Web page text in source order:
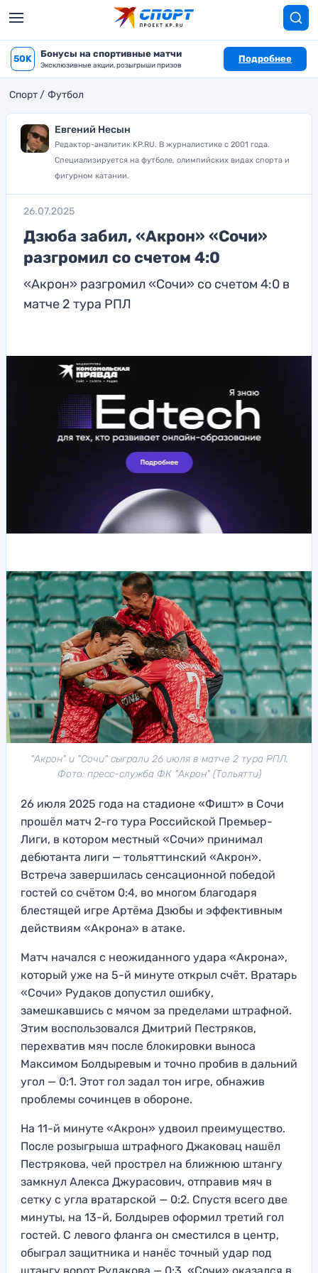
50K Бонусы на спортивные матчи
Эксклюзивные акции, розыгрыши призов
Подробнее
Спорт Футбол
Евгений Несын
Редактор-аналитик KP.RU. В журналистике с 2001 года.
Специализируется на футболе, олимпийских видах спорта и
фигурном катании.
26.07.2025
Дзюба забил, «Акрон» «Сочи»
разгромил со счетом 4:0
«Акрон» разгромил «Сочи» со счетом 4:0 в
матче 2 тура РПЛ
"Акрон" и "Сочи" сыграли 26 июля в матче 2 тура РПЛ.
Фото: пресс-служба ФК "Акрон" (Тольятти)
26 июля 2025 года на стадионе «Фишт» в Сочи
прошёл матч 2-го тура Российской Премьер-
Лиги, в котором местный «Сочи» принимал
дебютанта лиги — тольяттинский «Акрон».
Встреча завершилась сенсационной победой
гостей со счётом 0:4, во многом благодаря
блестящей игре Артёма Дзюбы и эффективным
действиям «Акрона» в атаке.
Матч начался с неожиданного удара «Акрона»,
который уже на 5-й минуте открыл счёт. Вратарь
«Сочи» Рудаков допустил ошибку,
замешкавшись с мячом за пределами штрафной.
Этим воспользовался Дмитрий Пестряков,
перехватив мяч после блокировки выноса
Максимом Болдыревым и точно пробив в дальний
угол — 0:1. Этот гол задал тон игре, обнажив
проблемы сочинцев в обороне.
На 11-й минуте «Акрон» удвоил преимущество.
После розыгрыша штрафного Джаковац нашёл
Пестрякова, чей прострел на ближнюю штангу
замкнул Алекса Джурасович, отправив мяч в
сетку с угла вратарской — 0:2. Спустя всего две
минуты, на 13-й, Болдырев оформил третий гол
гостей. С левого фланга он сместился в центр,
обыграл защитника и нанёс точный удар под